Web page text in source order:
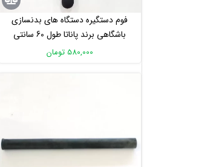
فوم دستگیره دستگاه های بدنسازی
باشگاهی برند پاناتا طول 60 سانتی
متر و قطر 4 سانتی متر
580,000 تومان